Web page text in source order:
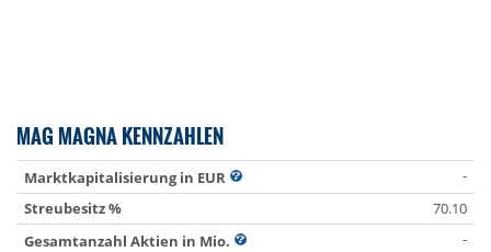
MAG MAGNA KENNZAHLEN
Marktkapitalisierung in EUR
-
Streubesitz %
70.10
Gesamtanzahl Aktien in Mio.
-